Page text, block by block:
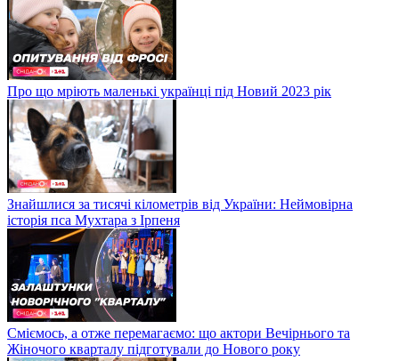
Про що мріють маленькі українці під Новий 2023 рік
Знайшлися за тисячі кілометрів від України: Неймовірна
історія пса Мухтара з Ірпеня
Сміємось, а отже перемагаємо: що актори Вечірнього та
Жіночого кварталу підготували до Нового року